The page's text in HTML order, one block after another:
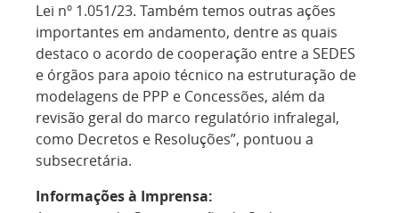
Lei nº 1.051/23. Também temos outras ações
importantes em andamento, dentre as quais
destaco o acordo de cooperação entre a SEDES
e órgãos para apoio técnico na estruturação de
modelagens de PPP e Concessões, além da
revisão geral do marco regulatório infralegal,
como Decretos e Resoluções”, pontuou a
subsecretária.
Informações à Imprensa: